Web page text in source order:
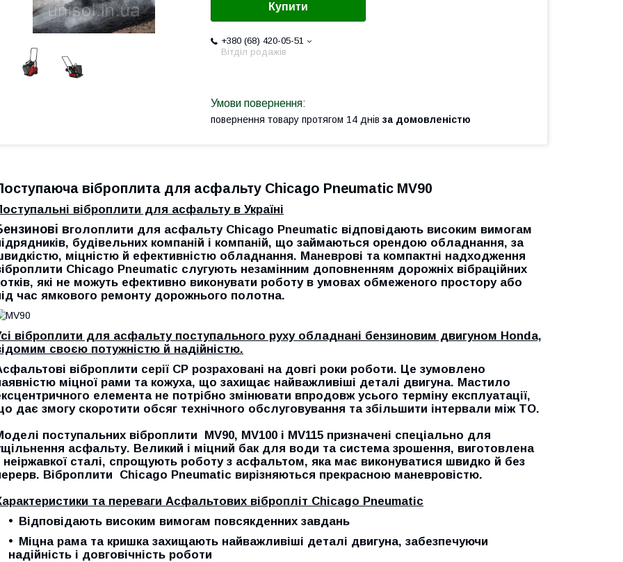
Купити
+380 (68) 420-05-51
Вітділ родажів
повернення товару протягом 14 днів за домовленістю
віброплита для асфальту Chicago Pneumatic MV90
віброплити для асфальту в Україні
вголоплити для асфальту Chicago Pneumatic відповідають високим вимогам
будівельних компаній і компаній, що займаються орендою обладнання, за
міцністю й ефективністю обладнання. Маневрові та компактні надходження
Chicago Pneumatic слугують незамінним доповненням дорожніх вібраційних
які не можуть ефективно виконувати роботу в умовах обмеженого простору або
час ямкового ремонту дорожнього полотна.
віброплити для асфальту поступального руху обладнані бензиновим двигуном Honda,
своєю потужністю й надійністю.
віброплити серії CP розраховані на довгі роки роботи. Це зумовлено
міцної рами та кожуха, що захищає найважливіші деталі двигуна. Мастило
елемента не потрібно змінювати впродовж усього терміну експлуатації,
дає змогу скоротити обсяг технічного обслуговування та збільшити інтервали між ТО.
поступальних віброплити MV90, MV100 і MV115 призначені спеціально для
асфальту. Великий і міцний бак для води та система зрошення, виготовлена
неіржавкої сталі, спрощують роботу з асфальтом, яка має виконуватися швидко й без
Віброплити Chicago Pneumatic вирізняються прекрасною маневровістю.
та переваги Асфальтових вібропліт Chicago Pneumatic
Відповідають високим вимогам повсякденних завдань
Міцна рама та кришка захищають найважливіші деталі двигуна, забезпечуючи
надійність і довговічність роботи